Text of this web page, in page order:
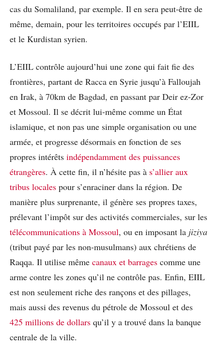
cas du Somaliland, par exemple. Il en sera peut-être de
même, demain, pour les territoires occupés par l’EIIL
et le Kurdistan syrien.
L’EIIL contrôle aujourd’hui une zone qui fait fie des
frontières, partant de Racca en Syrie jusqu’à Falloujah
en Irak, à 70km de Bagdad, en passant par Deir ez-Zor
et Mossoul. Il se décrit lui-même comme un État
islamique, et non pas une simple organisation ou une
armée, et progresse désormais en fonction de ses
propres intérêts indépendamment des puissances
étrangères. À cette fin, il n’hésite pas à s’allier aux
tribus locales pour s’enraciner dans la région. De
manière plus surprenante, il génère ses propres taxes,
prélevant l’impôt sur des activités commerciales, sur les
télécommunications à Mossoul, ou en imposant la jiziya
(tribut payé par les non-musulmans) aux chrétiens de
Raqqa. Il utilise même canaux et barrages comme une
arme contre les zones qu’il ne contrôle pas. Enfin, EIIL
est non seulement riche des rançons et des pillages,
mais aussi des revenus du pétrole de Mossoul et des
425 millions de dollars qu’il y a trouvé dans la banque
centrale de la ville.